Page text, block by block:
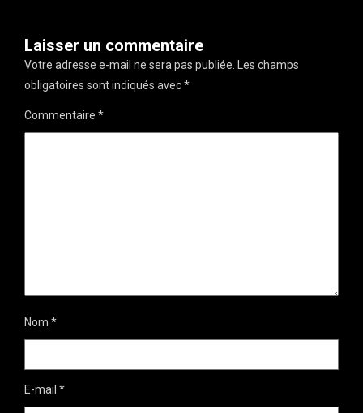
Laisser un commentaire
Votre adresse e-mail ne sera pas publiée. Les champs
obligatoires sont indiqués avec*
Commentaire *
Nom *
E-mail *